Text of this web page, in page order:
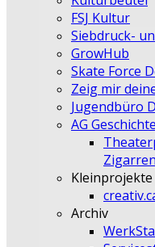
FSJ Kultur
Siebdruck-
GrowHub
Skate Force
Zeig mir
Jugendbüro
AG Geschichte
Kleinprojekte
Archiv